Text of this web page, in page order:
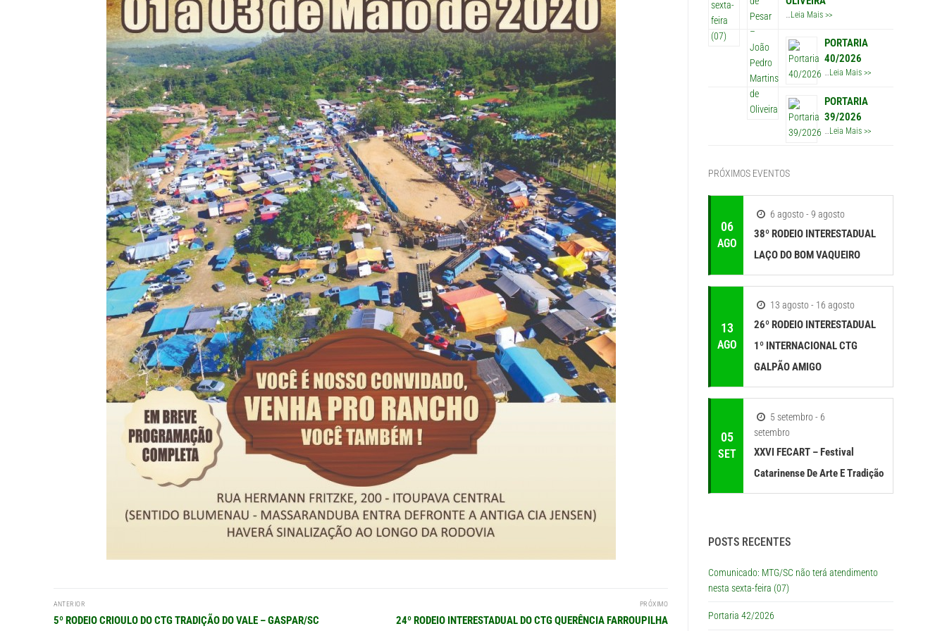
Navegação
de
ANTERIOR
Post
5º RODEIO CRIOULO DO CTG TRADIÇÃO DO VALE – GASPAR/SC
PRÓXIMO
Próximo
24º RODEIO INTERESTADUAL DO CTG QUERÊNCIA FARROUPILHA
…Leia Mais >>
PORTARIA
40/2026
…Leia Mais >>
PORTARIA
39/2026
…Leia Mais >>
PRÓXIMOS EVENTOS
06
AGO
6 agosto - 9 agosto
38º RODEIO INTERESTADUAL
LAÇO DO BOM VAQUEIRO
13
AGO
13 agosto - 16 agosto
26º RODEIO INTERESTADUAL
1º INTERNACIONAL CTG
GALPÃO AMIGO
05
SET
5 setembro - 6
setembro
XXVI FECART – Festival
Catarinense De Arte E Tradição
POSTS RECENTES
Comunicado: MTG/SC não terá atendimento
nesta sexta-feira (07)
Portaria 42/2026